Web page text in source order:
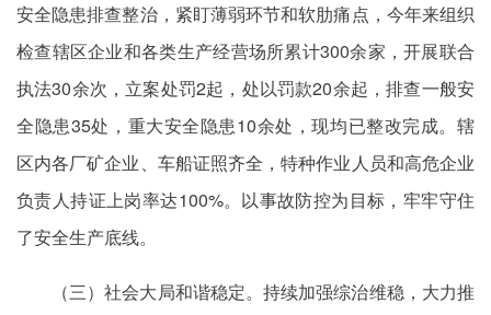
安全隐患排查整治，紧盯薄弱环节和软肋痛点，今年来组织
检查辖区企业和各类生产经营场所累计300余家，开展联合
执法30余次，立案处罚2起，处以罚款20余起，排查一般安
全隐患35处，重大安全隐患10余处，现均已整改完成。辖
区内各厂矿企业、车船证照齐全，特种作业人员和高危企业
负责人持证上岗率达100%。以事故防控为目标，牢牢守住
了安全生产底线。
（三）社会大局和谐稳定。持续加强综治维稳，大力推